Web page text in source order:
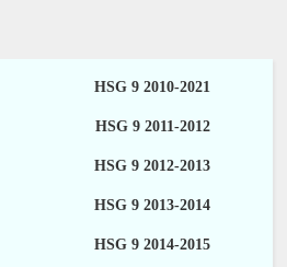
HSG 9 2010-2021
HSG 9 2011-2012
HSG 9 2012-2013
HSG 9 2013-2014
HSG 9 2014-2015